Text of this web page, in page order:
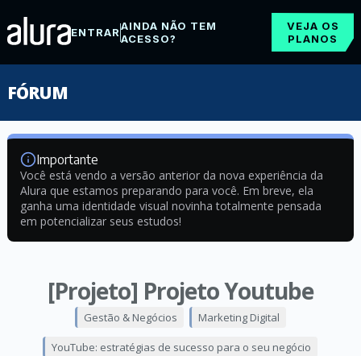
ENTRARAINDA NÃO TEM
ACESSO?
VEJA OS
PLANOS
FÓRUM
Importante
Você está vendo a versão anterior da nova experiência da
Alura que estamos preparando para você. Em breve, ela
ganha uma identidade visual novinha totalmente pensada
em potencializar seus estudos!
[Projeto] Projeto Youtube
Gestão & Negócios Marketing Digital
YouTube: estratégias de sucesso para o seu negócio